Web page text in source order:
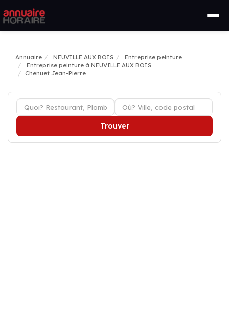
Annuaire NEUVILLE AUX BOIS
Entreprise peinture
Entreprise peinture à NEUVILLE AUX BOIS
Chenuet Jean-Pierre
Trouver